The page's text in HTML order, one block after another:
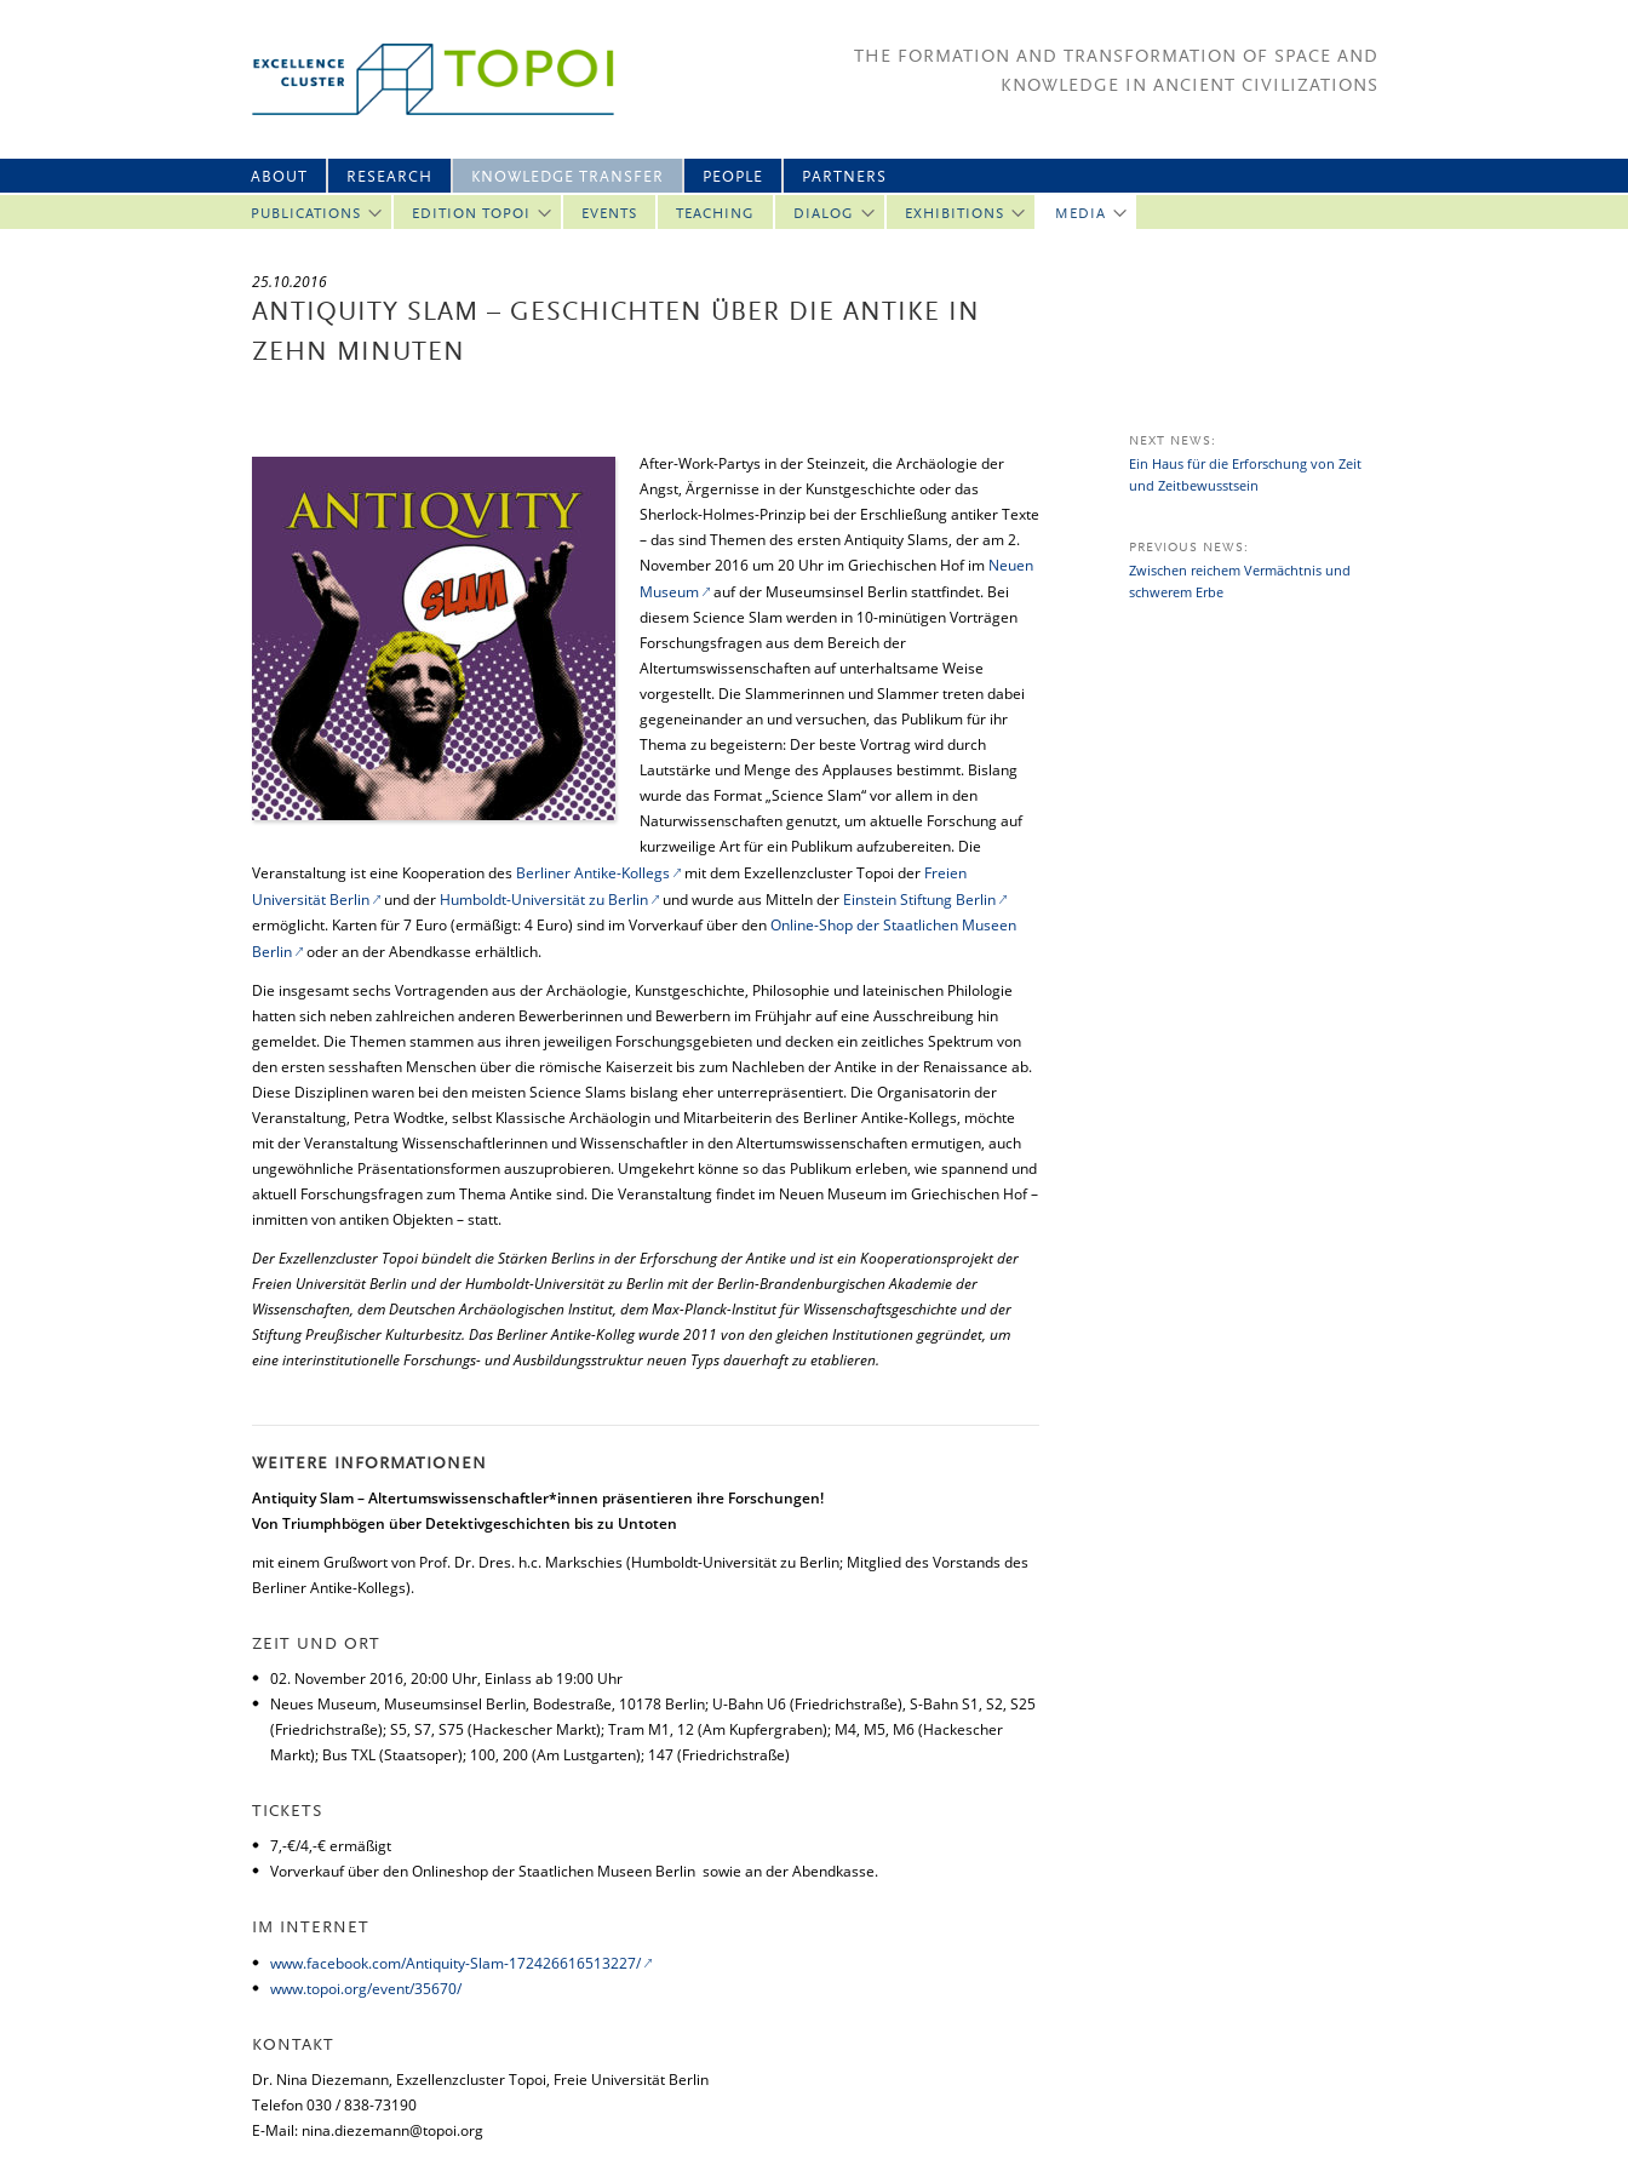
THE FORMATION AND TRANSFORMATION OF SPACE AND
KNOWLEDGE IN ANCIENT CIVILIZATIONS
ABOUT RESEARCH KNOWLEDGE TRANSFER
PUBLICATIONS EDITION TOPOI EVENTS TEACHING DIALOG EXHIBITIONS MEDIA
PEOPLE PARTNERS
25.10.2016
ANTIQUITY SLAM – GESCHICHTEN ÜBER DIE ANTIKE IN
ZEHN MINUTEN
After-Work-Partys in der Steinzeit, die Archäologie der
Angst, Ärgernisse in der Kunstgeschichte oder das
Sherlock-Holmes-Prinzip bei der Erschließung antiker Texte
– das sind Themen des ersten Antiquity Slams, der am 2.
November 2016 um 20 Uhr im Griechischen Hof im Neuen
Museum
auf der Museumsinsel Berlin stattfindet. Bei
diesem Science Slam werden in 10-minütigen Vorträgen
Forschungsfragen aus dem Bereich der
Altertumswissenschaften auf unterhaltsame Weise
vorgestellt. Die Slammerinnen und Slammer treten dabei
gegeneinander an und versuchen, das Publikum für ihr
Thema zu begeistern: Der beste Vortrag wird durch
Lautstärke und Menge des Applauses bestimmt. Bislang
wurde das Format „Science Slam“ vor allem in den
Naturwissenschaften genutzt, um aktuelle Forschung auf
kurzweilige Art für ein Publikum aufzubereiten. Die
Veranstaltung ist eine Kooperation des Berliner Antike-Kollegs mit dem Exzellenzcluster Topoi der Freien
Universität Berlin
und der Humboldt-Universität zu Berlin und wurde aus Mitteln der Einstein Stiftung Berlin
ermöglicht. Karten für 7 Euro (ermäßigt: 4 Euro) sind im Vorverkauf über denOnline-Shop der Staatlichen Museen
Berlin
oder an der Abendkasse erhältlich.
Die insgesamt sechs Vortragenden aus der Archäologie, Kunstgeschichte, Philosophie und lateinischen Philologie
hatten sich neben zahlreichen anderen Bewerberinnen und Bewerbern im Frühjahr auf eine Ausschreibung hin
gemeldet. Die Themen stammen aus ihren jeweiligen Forschungsgebieten und decken ein zeitliches Spektrum von
den ersten sesshaften Menschen über die römische Kaiserzeit bis zum Nachleben der Antike in der Renaissance ab.
Diese Disziplinen waren bei den meisten Science Slams bislang eher unterrepräsentiert. Die Organisatorin der
Veranstaltung, Petra Wodtke, selbst Klassische Archäologin und Mitarbeiterin des Berliner Antike-Kollegs, möchte
mit der Veranstaltung Wissenschaftlerinnen und Wissenschaftler in den Altertumswissenschaften ermutigen, auch
ungewöhnliche Präsentationsformen auszuprobieren. Umgekehrt könne so das Publikum erleben, wie spannend und
aktuell Forschungsfragen zum Thema Antike sind. Die Veranstaltung findet im Neuen Museum im Griechischen Hof –
inmitten von antiken Objekten – statt.
Der Exzellenzcluster Topoi bündelt die Stärken Berlins in der Erforschung der Antike und ist ein Kooperationsprojekt der
Freien Universität Berlin und der Humboldt-Universität zu Berlin mit der Berlin-Brandenburgischen Akademie der
Wissenschaften, dem Deutschen Archäologischen Institut, dem Max-Planck-Institut für Wissenschaftsgeschichte und der
Stiftung Preußischer Kulturbesitz. Das Berliner Antike-Kolleg wurde 2011 von den gleichen Institutionen gegründet, um
eine interinstitutionelle Forschungs- und Ausbildungsstruktur neuen Typs dauerhaft zu etablieren.
WEITERE INFORMATIONEN
Antiquity Slam – Altertumswissenschaftler*innen präsentieren ihre Forschungen!
Von Triumphbögen über Detektivgeschichten bis zu Untoten
mit einem Grußwort von Prof. Dr. Dres. h.c. Markschies (Humboldt-Universität zu Berlin; Mitglied des Vorstands des
Berliner Antike-Kollegs).
ZEIT UND ORT
02. November 2016, 20:00 Uhr, Einlass ab 19:00 Uhr
Neues Museum, Museumsinsel Berlin, Bodestraße, 10178 Berlin; U-Bahn U6 (Friedrichstraße), S-Bahn S1, S2, S25
(Friedrichstraße); S5, S7, S75 (Hackescher Markt); Tram M1, 12 (Am Kupfergraben); M4, M5, M6 (Hackescher
Markt); Bus TXL (Staatsoper); 100, 200 (Am Lustgarten); 147 (Friedrichstraße)
TICKETS
7,-€/4,-€ ermäßigt
Vorverkauf über den Onlineshop der Staatlichen Museen Berlin sowie an der Abendkasse.
IM INTERNET
www.facebook.com/Antiquity-Slam-172426616513227/
www.topoi.org/event/35670/
KONTAKT
Dr. Nina Diezemann, Exzellenzcluster Topoi, Freie Universität Berlin
Telefon 030 / 838-73190
E-Mail: nina.diezemann@topoi.org
NEXT NEWS:
Ein Haus für die Erforschung von Zeit
und Zeitbewusstsein
PREVIOUS NEWS:
Zwischen reichem Vermächtnis und
schwerem Erbe